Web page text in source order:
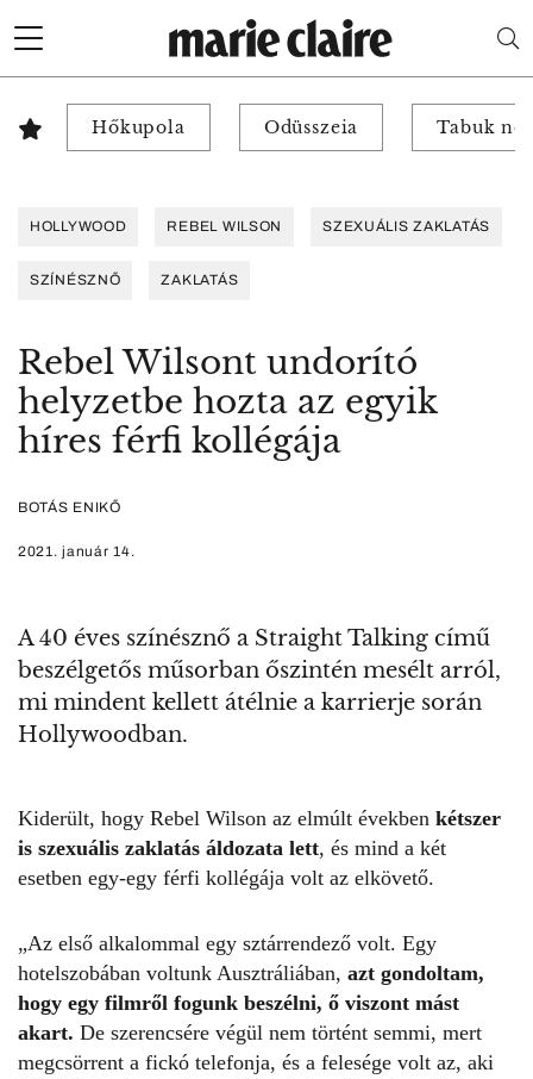
Hőkupola Odüsszeia Tabuk
HOLLYWOOD REBEL WILSON SZEXUÁLIS ZAKLATÁS
SZÍNÉSZNŐ ZAKLATÁS
Rebel Wilsont undorító
helyzetbe hozta az egyik
híres férfi kollégája
BOTÁS ENIKŐ
2021. január 14.
A 40 éves színésznő a Straight Talking című
beszélgetős műsorban őszintén mesélt arról,
mi mindent kellett átélnie a karrierje során
Hollywoodban.
Kiderült, hogy Rebel Wilson az elmúlt években kétszer
is szexuális zaklatás áldozata lett, és mind a két
esetben egy-egy férfi kollégája volt az elkövető.
„Az első alkalommal egy sztárrendező volt. Egy
hotelszobában voltunk Ausztráliában, azt gondoltam,
hogy egy filmről fogunk beszélni, ő viszont mást
akart. De szerencsére végül nem történt semmi, mert
megcsörrent a fickó telefonja, és a felesége volt az, aki